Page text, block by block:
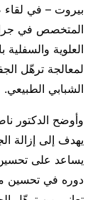
بيروت – في
المتخصص في
العلوية والسفلية
لمعالجة ترهّل
الشبابي الطبيعي.
يهدف إلى إزالة
يساعد على
دوره في تحسين